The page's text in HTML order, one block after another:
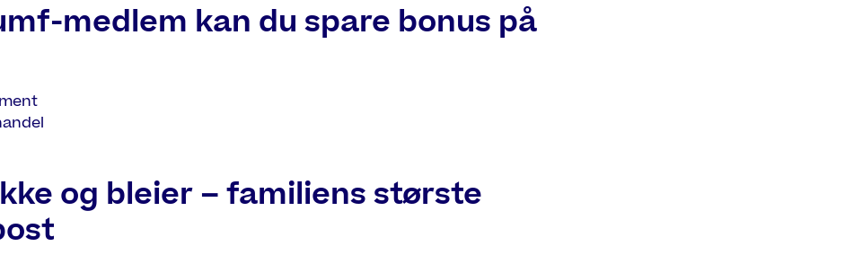
medlem kan du spare bonus på
og bleier – familiens største